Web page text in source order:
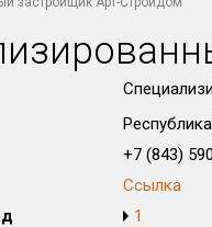
+7 (843)
Ссылка
1